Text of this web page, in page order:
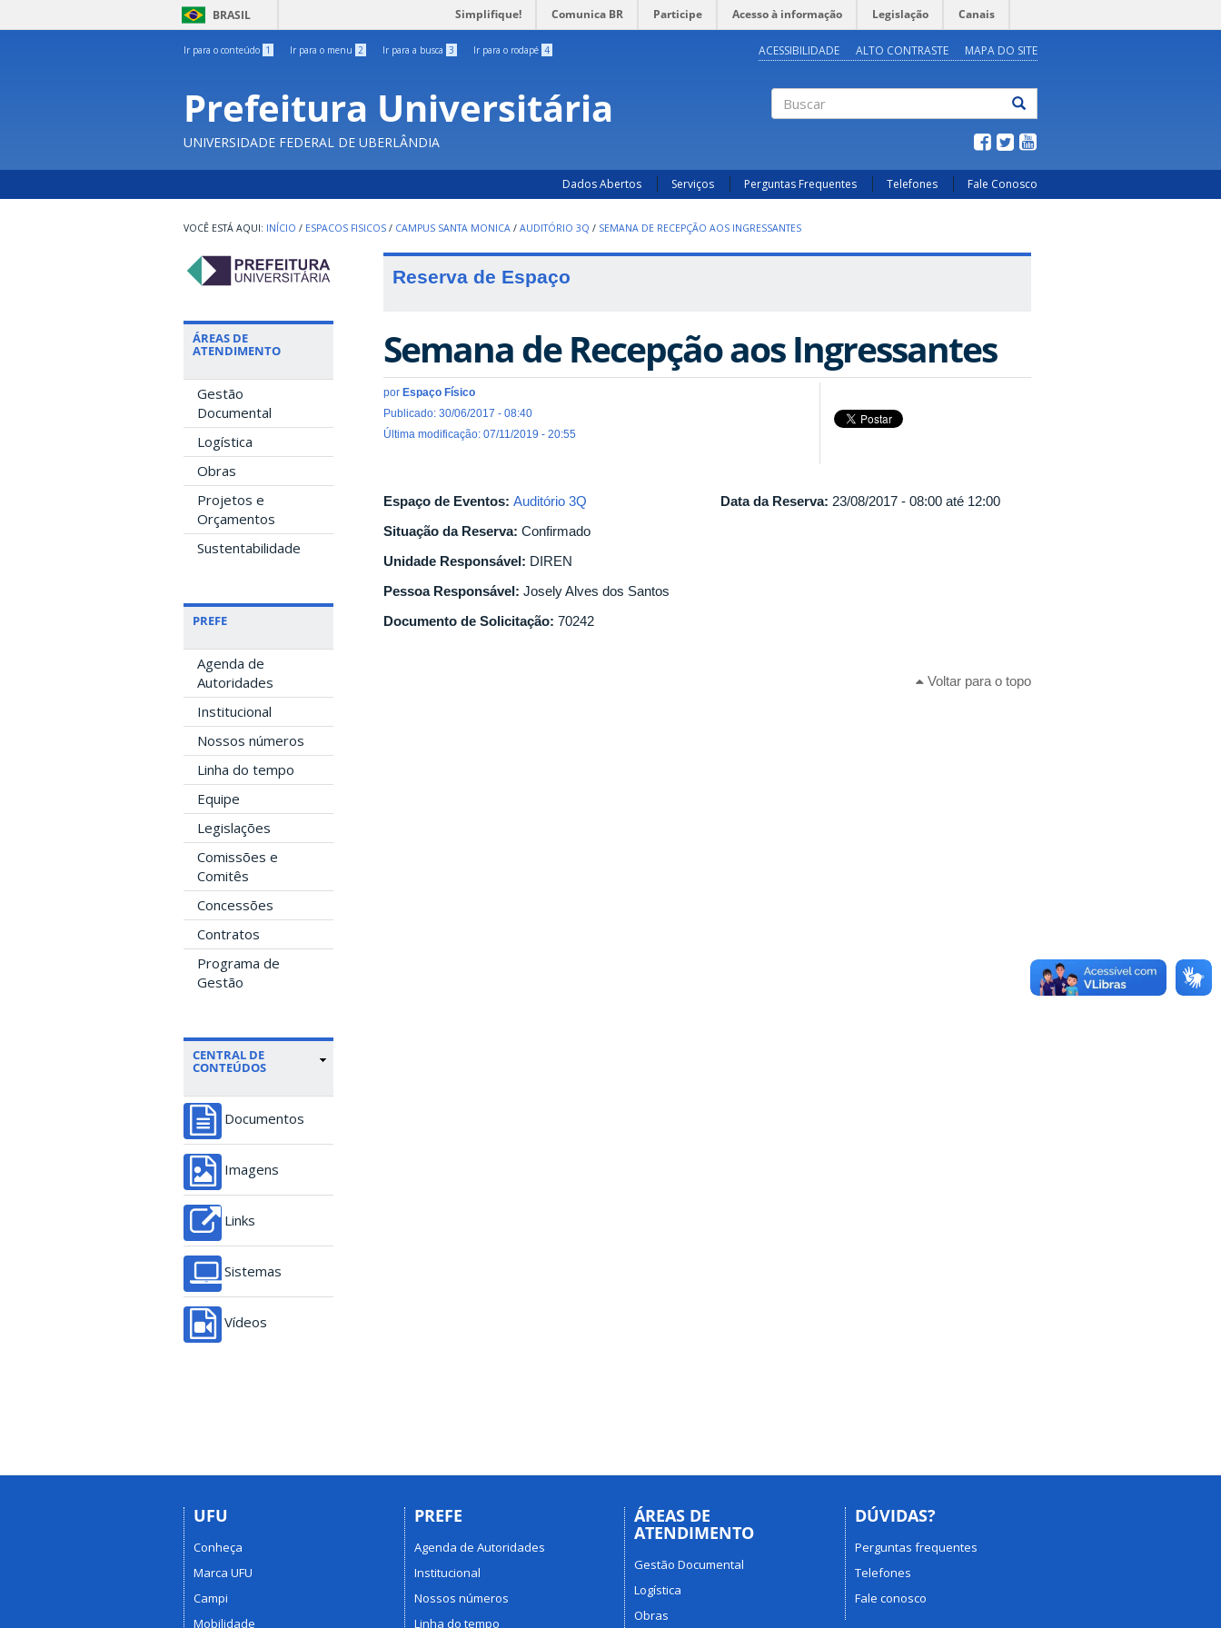
BRASIL Simplifique! Comunica BR Participe Acesso à informação Legislação Canais
Ir para o conteúdo 1 Ir para o menu 2 Ir para a busca 3 Ir para o rodapé 4 ACESSIBILIDADE ALTO CONTRASTE MAPA DO SITE
Prefeitura Universitária
UNIVERSIDADE FEDERAL DE UBERLÂNDIA
Dados Abertos Serviços Perguntas Frequentes Telefones Fale Conosco
INÍCIO / ESPACOS FISICOS / CAMPUS SANTA MONICA / AUDITÓRIO 3Q / SEMANA DE RECEPÇÃO AOS INGRESSANTES
ÁREAS DE
ATENDIMENTO
Gestão
Documental
Logística
Obras
Projetos e
Orçamentos
Sustentabilidade
PREFE
Agenda de
Autoridades
Institucional
Nossos números
Linha do tempo
Equipe
Legislações
Comissões e
Comitês
Concessões
Contratos
Programa de
Gestão
CENTRAL DE
CONTEÚDOS
Documentos
Imagens
Links
Sistemas
Vídeos
Reserva de Espaço
Semana de Recepção aos Ingressantes
por Espaço Físico
Publicado: 30/06/2017 - 08:40
Última modificação: 07/11/2019 - 20:55
Espaço de Eventos: Auditório 3Q
Situação da Reserva: Confirmado
Unidade Responsável: DIREN
Pessoa Responsável: Josely Alves dos Santos
Documento de Solicitação: 70242
Data da Reserva: 23/08/2017 -08:00 até 12:00
Voltar para o topo
UFU
Conheça
Marca UFU
Campi
Mobilidade
PREFE
Agenda de Autoridades
Institucional
Nossos números
Linha do tempo
ÁREAS DE
ATENDIMENTO
Gestão Documental
Logística
Obras
DÚVIDAS?
Perguntas frequentes
Telefones
Fale conosco